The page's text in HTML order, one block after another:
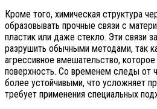
Кроме того, химическая структура
образовывать прочные связи с
пластик или даже стекло. Эти связи
разрушить обычными методами, так
агрессивное вмешательство,
поверхность. Со временем следы от
более устойчивыми, что усложняет
требует применения специальных